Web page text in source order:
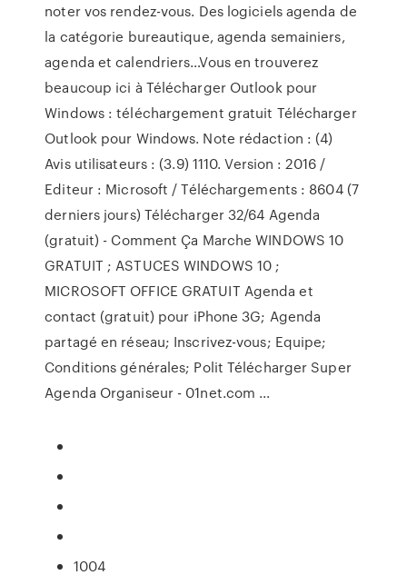
noter vos rendez-vous. Des logiciels agenda de
la catégorie bureautique, agenda semainiers,
agenda et calendriers…Vous en trouverez
beaucoup ici à Télécharger Outlook pour
Windows : téléchargement gratuit Télécharger
Outlook pour Windows. Note rédaction : (4)
Avis utilisateurs : (3.9) 1110. Version : 2016 /
Editeur : Microsoft / Téléchargements : 8604 (7
derniers jours) Télécharger 32/64 Agenda
(gratuit) - Comment Ça Marche WINDOWS 10
GRATUIT ; ASTUCES WINDOWS 10 ;
MICROSOFT OFFICE GRATUIT Agenda et
contact (gratuit) pour iPhone 3G; Agenda
partagé en réseau; Inscrivez-vous; Equipe;
Conditions générales; Polit Télécharger Super
Agenda Organiseur - 01net.com ...
1004